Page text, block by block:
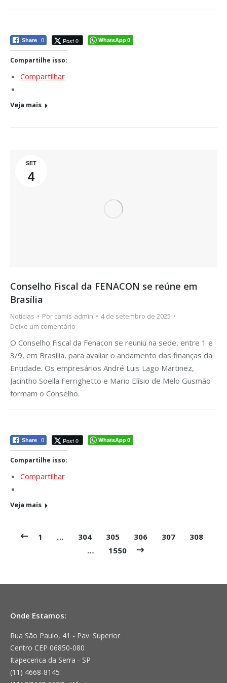
Share 0 Post 0 WhatsApp0
Compartilhe isso:
Compartilhar
Veja mais
SET
4
Conselho Fiscal da FENACON se reúne em
Brasília
Notícias Por camis-admin
4 de setembro de 2025
Deixe um comentário
O Conselho Fiscal da Fenacon se reuniu na sede, entre 1 e
3/9, em Brasília, para avaliar o andamento das finanças da
Entidade. Os empresários André Luis Lago Martinez,
Jacintho Soella Ferrighetto e Mario Elísio de Melo Gusmão
formam o Conselho.
Share 0 Post 0 WhatsApp0
Compartilhe isso:
Compartilhar
Veja mais
1 … 304 305 306 307
308
…
1550
Onde Estamos:
Rua São Paulo, 41 - Pav. Superior
Centro CEP 06850-080
Itapecerica da Serra - SP
(11) 4668-8145